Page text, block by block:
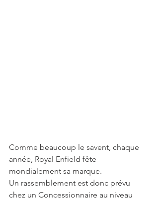
Comme beaucoup le savent, chaque
année, Royal Enfield fête
mondialement sa marque.
Un rassemblement est donc prévu
chez un Concessionnaire au niveau